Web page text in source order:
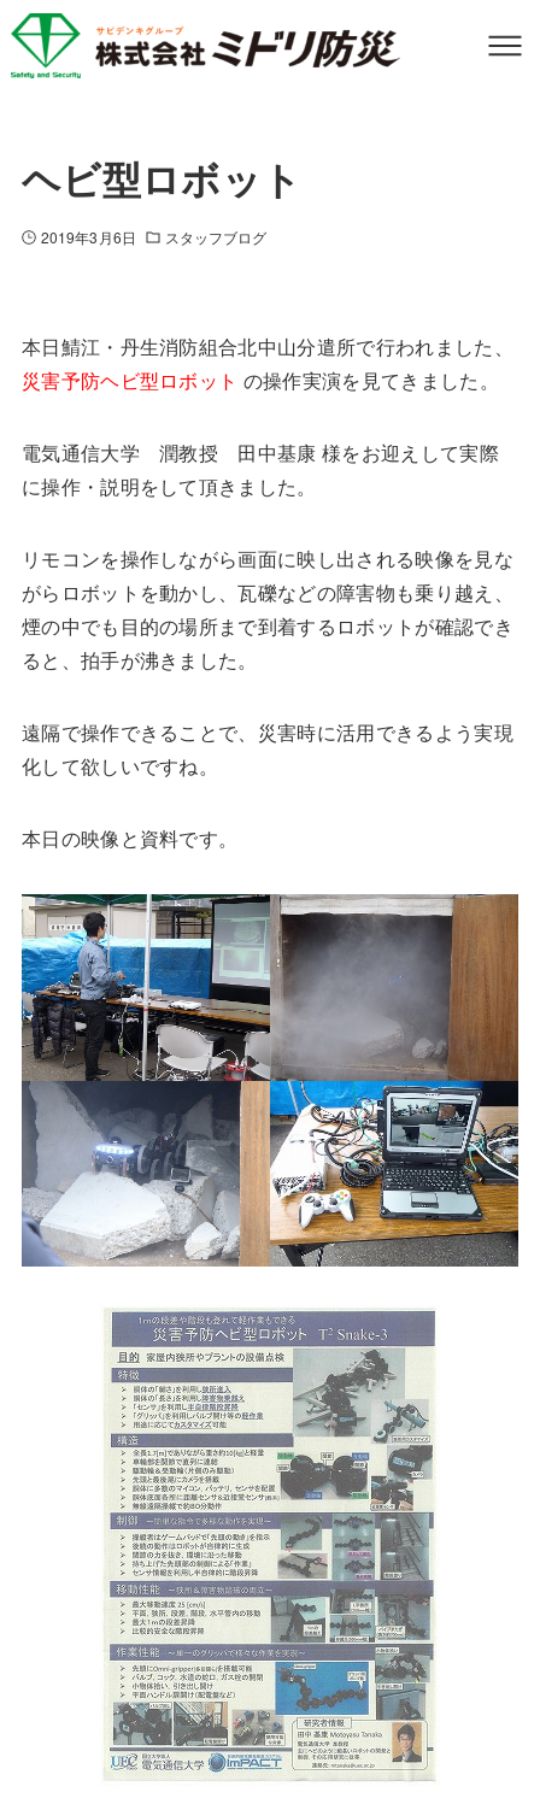
ヘビ型ロボット
2019年3月6日 スタッフブログ
本日鯖江・丹生消防組合北中山分遣所で行われました、
災害予防ヘビ型ロボット の操作実演を見てきました。
電気通信大学 潤教授 田中基康 様をお迎えして実際
に操作・説明をして頂きました。
リモコンを操作しながら画面に映し出される映像を見な
がらロボットを動かし、瓦礫などの障害物も乗り越え、
煙の中でも目的の場所まで到着するロボットが確認でき
ると、拍手が沸きました。
遠隔で操作できることで、災害時に活用できるよう実現
化して欲しいですね。
本日の映像と資料です。